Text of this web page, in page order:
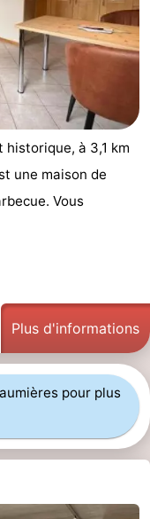
à 3,1 km
une maison de
Vous
Plus d'informations
pour plus